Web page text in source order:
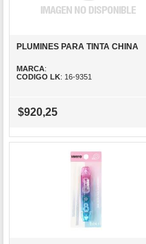
PLUMINES PARA TINTA CHINA
MARCA:
CODIGO LK: 16-9351
$920,25